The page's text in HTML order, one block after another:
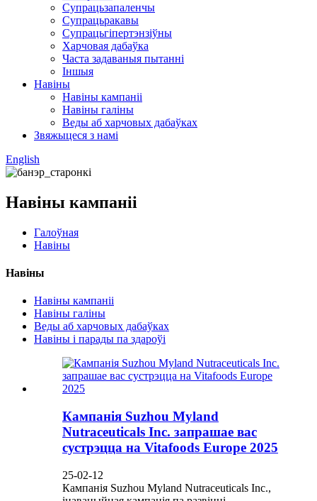
Супрацьзапаленчы
Супрацьракавы
Супрацьгіпертэнзіўны
Харчовая дабаўка
Часта задаваныя пытанні
Іншыя
Навіны
Навіны кампаніі
Навіны галіны
Веды аб харчовых дабаўках
Звяжыцеся з намі
English
Навіны кампаніі
Галоўная
Навіны
Навіны
Навіны кампаніі
Навіны галіны
Веды аб харчовых дабаўках
Навіны і парады па здароўі
Кампанія Suzhou Myland
Nutraceuticals Inc. запрашае вас
сустрэцца на Vitafoods Europe 2025
25-02-12
Кампанія Suzhou Myland Nutraceuticals Inc.,